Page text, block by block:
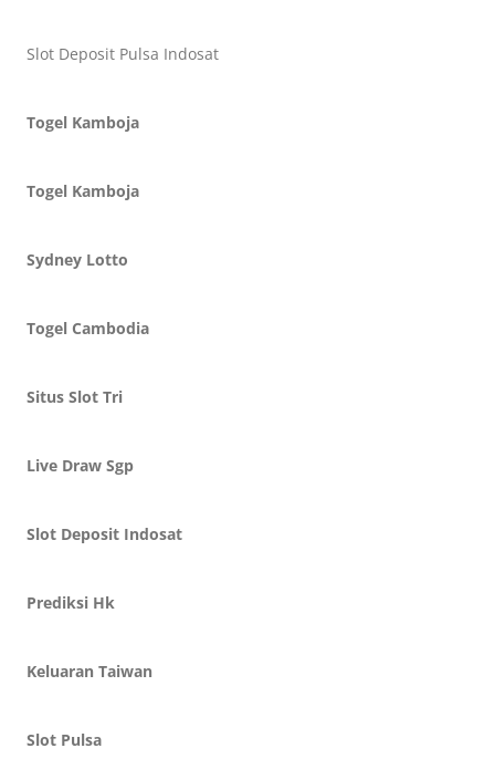
Slot Deposit Pulsa Indosat
Togel Kamboja
Togel Kamboja
Sydney Lotto
Togel Cambodia
Situs Slot Tri
Live Draw Sgp
Slot Deposit Indosat
Prediksi Hk
Keluaran Taiwan
Slot Pulsa